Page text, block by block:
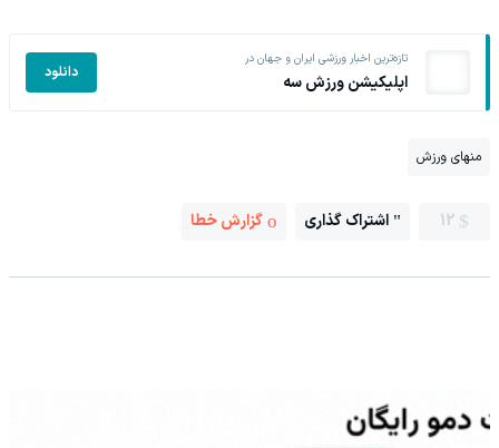
تازه‌ترین اخبار ورزشی ایران و جهان در
اپلیکیشن ورزش سه دانلود
منهای ورزش
12 اشتراک گذاری گزارش خطا